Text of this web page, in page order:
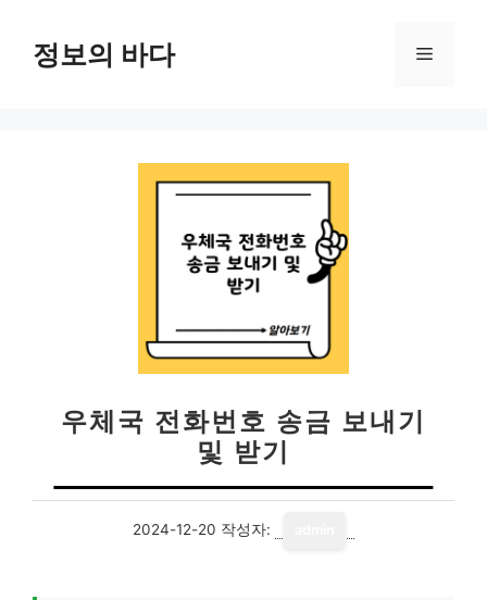
정보의 바다 메
우체국 전화번호 송금 보내기
및 받기
2024-12-20 작성자: